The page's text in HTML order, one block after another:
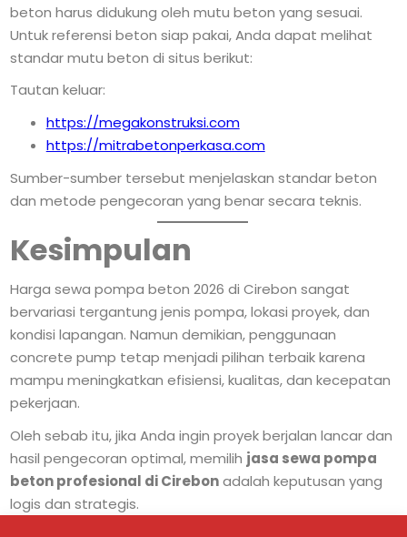
beton harus didukung oleh mutu beton yang sesuai.
Untuk referensi beton siap pakai, Anda dapat melihat
standar mutu beton di situs berikut:
Tautan keluar:
https://megakonstruksi.com
https://mitrabetonperkasa.com
Sumber-sumber tersebut menjelaskan standar beton
dan metode pengecoran yang benar secara teknis.
Kesimpulan
Harga sewa pompa beton 2026 di Cirebon sangat
bervariasi tergantung jenis pompa, lokasi proyek, dan
kondisi lapangan. Namun demikian, penggunaan
concrete pump tetap menjadi pilihan terbaik karena
mampu meningkatkan efisiensi, kualitas, dan kecepatan
pekerjaan.
Oleh sebab itu, jika Anda ingin proyek berjalan lancar dan
hasil pengecoran optimal, memilih jasa sewa pompa
beton profesional di Cirebonadalah keputusan yang
logis dan strategis.